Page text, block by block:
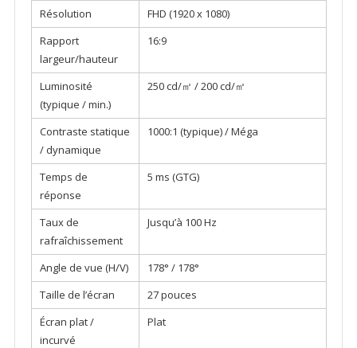
Résolution
FHD (1920 x 1080)
Rapport
largeur/hauteur
16:9
Luminosité
(typique / min.)
250 cd/㎡ / 200 cd/㎡
Contraste statique
/ dynamique
1000:1 (typique) / Méga
Temps de
réponse
5 ms (GTG)
Taux de
rafraîchissement
Jusqu’à 100 Hz
Angle de vue (H/V)
178° / 178°
Taille de l’écran
27 pouces
Écran plat /
incurvé
Plat